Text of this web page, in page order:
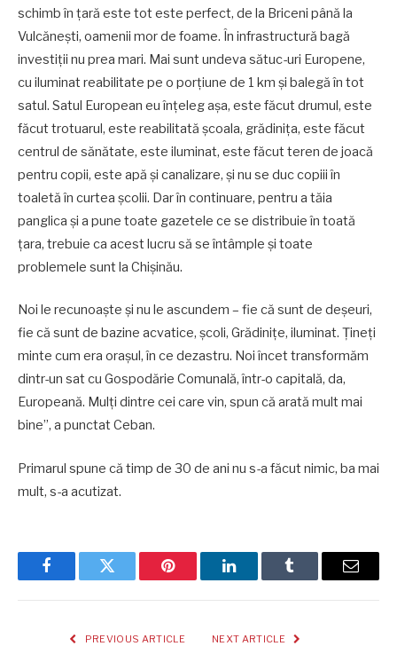
schimb în țară este tot este perfect, de la Briceni până la
Vulcănești, oamenii mor de foame. În infrastructură bagă
investiții nu prea mari. Mai sunt undeva sătuc-uri Europene,
cu iluminat reabilitate pe o porțiune de 1 km și balegă în tot
satul. Satul European eu înțeleg așa, este făcut drumul, este
făcut trotuarul, este reabilitată școala, grădinița, este făcut
centrul de sănătate, este iluminat, este făcut teren de joacă
pentru copii, este apă și canalizare, și nu se duc copiii în
toaletă în curtea școlii. Dar în continuare, pentru a tăia
panglica și a pune toate gazetele ce se distribuie în toată
țara, trebuie ca acest lucru să se întâmple și toate
problemele sunt la Chișinău.
Noi le recunoaște și nu le ascundem – fie că sunt de deșeuri,
fie că sunt de bazine acvatice, școli, Grădinițe, iluminat. Țineți
minte cum era orașul, în ce dezastru. Noi încet transformăm
dintr-un sat cu Gospodărie Comunală, într-o capitală, da,
Europeană. Mulți dintre cei care vin, spun că arată mult mai
bine”, a punctat Ceban.
Primarul spune că timp de 30 de ani nu s-a făcut nimic, ba mai
mult, s-a acutizat.
FacebookTwitter Pinterest LinkedInTumblr Email
PREVIOUS ARTICLE NEXT ARTICLE